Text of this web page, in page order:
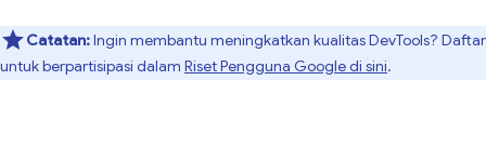
Catatan:Ingin membantu meningkatkan kualitas DevTools? Daftar
untuk berpartisipasi dalam Riset Pengguna Google di sini.